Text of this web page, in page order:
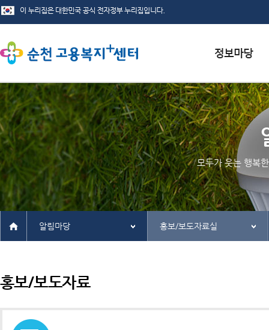
서식자료실
채용정보
인재정보
관련사이트
모두가 웃는 행복
알림마당 홍보/보도자료실
홍보/보도자료